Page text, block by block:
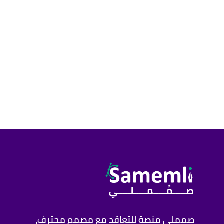
صمملي منصة للتعاقد مع مصمم محترف،